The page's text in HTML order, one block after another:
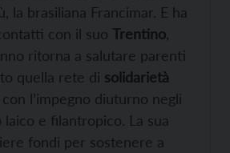
la brasiliana Francimar. E ha
con il suo Trentino
ritorna a salutare parenti
quella rete di solidarietà
l’impegno diuturno negli
e filantropico. La sua
fondi per sostenere a